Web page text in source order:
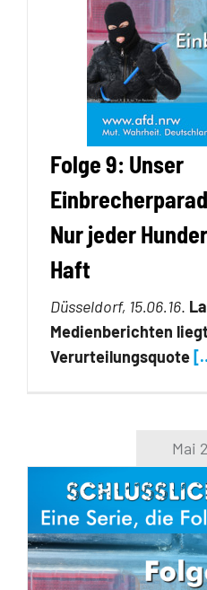
Folge 9: Unser
Nur jeder
Haft
Düsseldorf, 15.06.16.
Medienberichten
Verurteilungsquote
Mai